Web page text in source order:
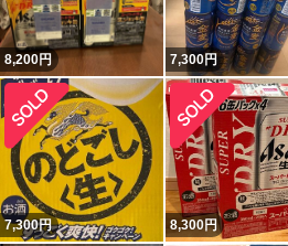
8,200円 7,300円
7,300円 8,300円